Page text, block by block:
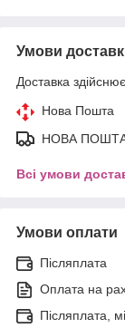
Умови
Доставка
Нова Пошта
НОВА
Всі умови
Умови оплати
Післяплата
Оплата на
Післяплата,